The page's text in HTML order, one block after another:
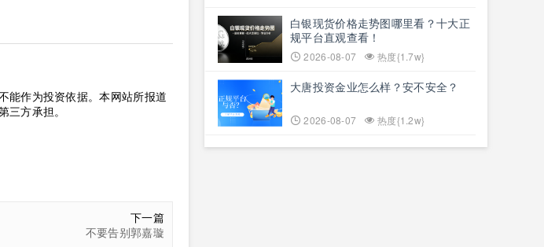
能作为投资依据。本网站所报道
方承担。
下一篇
不要告别郭嘉璇
白银现货价格走势图哪里看？十大正
规平台直观查看！
2026-08-07 热度{1.7w}
大唐投资金业怎么样？安不安全？
2026-08-07 热度{1.2w}